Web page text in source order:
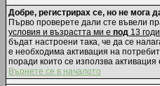
Добре, регистрирах се, но не мога
Първо проверете дали сте въвели
условия и възрастта ми е под 13
бъдат настроени така, че да се
е необходима активация на
поради които се използва
Върнете се в началото